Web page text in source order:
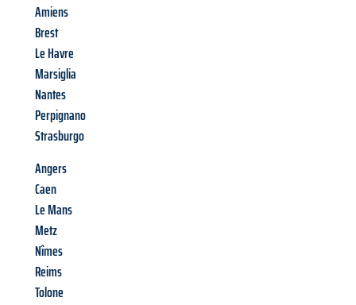
Amiens
Brest
Le Havre
Marsiglia
Nantes
Perpignano
Strasburgo
Angers
Caen
Le Mans
Metz
Nîmes
Reims
Tolone